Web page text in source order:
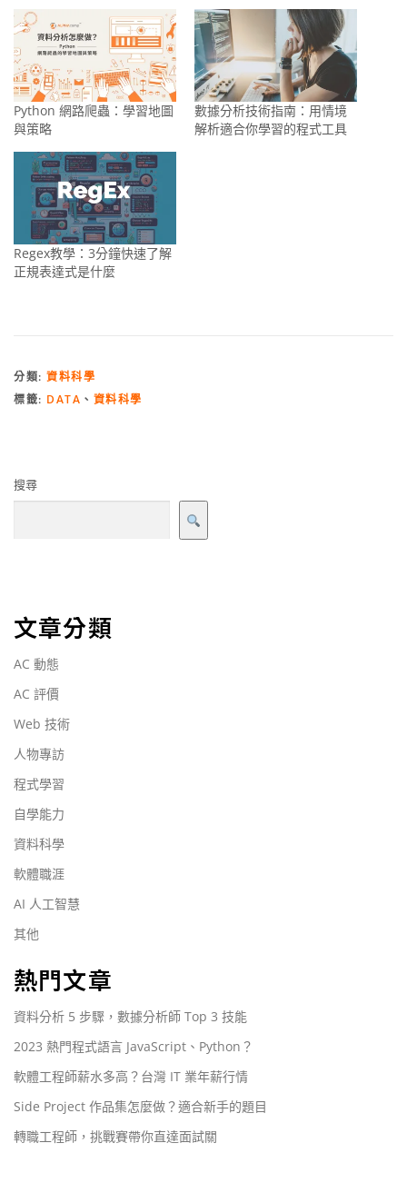
Python 網路爬蟲：學習地圖
與策略
數據分析技術指南：用情境
解析適合你學習的程式工具
Regex教學：3分鐘快速了解
正規表達式是什麼
分類: 資料科學
標籤: DATA 、 資料科學
搜尋
文章分類
AC 動態
AC 評價
Web 技術
人物專訪
程式學習
自學能力
資料科學
軟體職涯
AI 人工智慧
其他
熱門文章
資料分析 5 步驟，數據分析師 Top 3 技能
2023 熱門程式語言 JavaScript、Python？
軟體工程師薪水多高？台灣 IT 業年薪行情
Side Project 作品集怎麼做？適合新手的題目
轉職工程師，挑戰賽帶你直達面試關